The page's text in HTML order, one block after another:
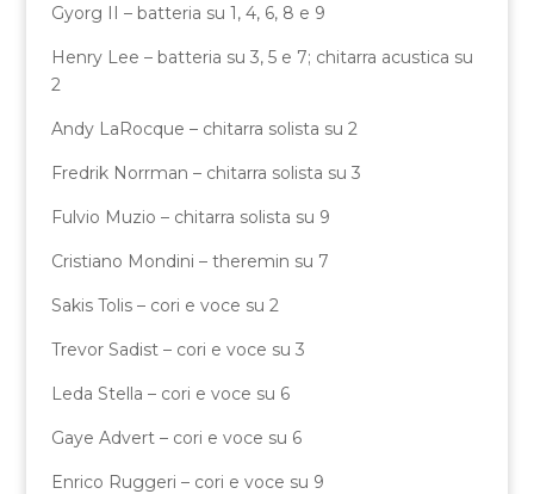
Gyorg II – batteria su 1, 4, 6, 8 e 9
Henry Lee – batteria su 3, 5 e 7; chitarra acustica su
2
Andy LaRocque – chitarra solista su 2
Fredrik Norrman – chitarra solista su 3
Fulvio Muzio – chitarra solista su 9
Cristiano Mondini – theremin su 7
Sakis Tolis – cori e voce su 2
Trevor Sadist – cori e voce su 3
Leda Stella – cori e voce su 6
Gaye Advert – cori e voce su 6
Enrico Ruggeri – cori e voce su 9